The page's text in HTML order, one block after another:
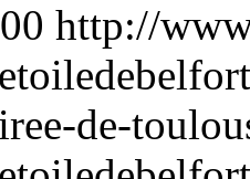
http://
de-